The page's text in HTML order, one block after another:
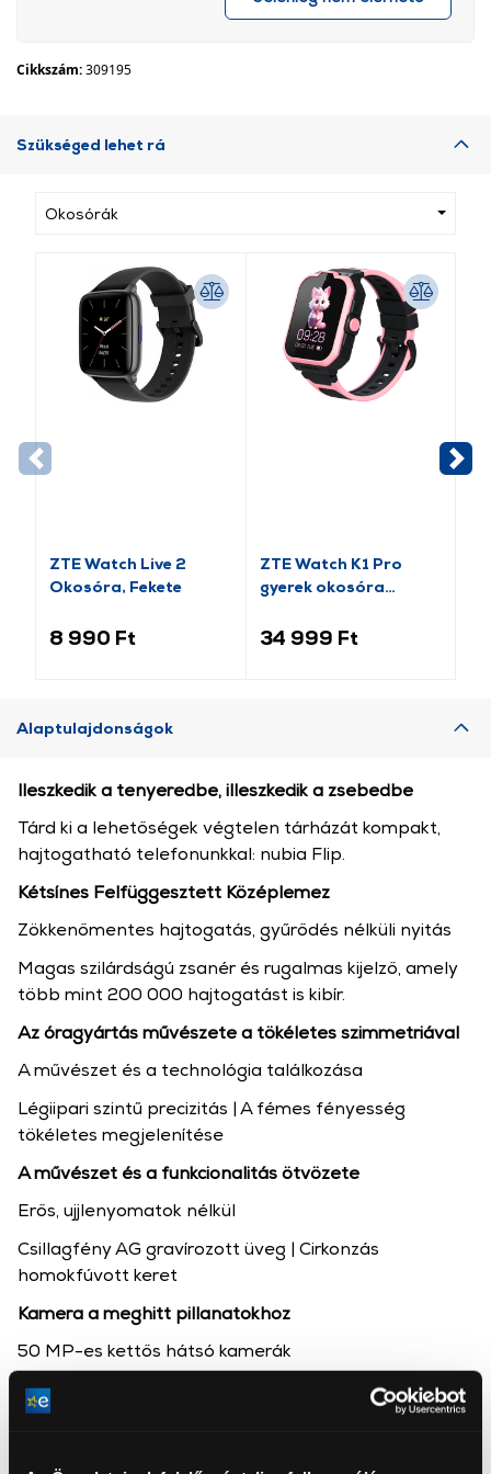
Cikkszám:309195
Szükséged lehet rá
Okosórák
ZTE Watch Live 2
Okosóra, Fekete
8 990 Ft
ZTE Watch K1 Pro
gyerek okosóra
(EW2301)
34 999 Ft
Alaptulajdonságok
lleszkedik a tenyeredbe, illeszkedik a zsebedbe
Tárd ki a lehetőségek végtelen tárházát kompakt,
hajtogatható telefonunkkal: nubia Flip.
Kétsínes Felfüggesztett Középlemez
Zökkenőmentes hajtogatás, gyűrődés nélküli nyitás
Magas szilárdságú zsanér és rugalmas kijelző, amely
több mint 200 000 hajtogatást is kibír.
Az óragyártás művészete a tökéletes szimmetriával
A művészet és a technológia találkozása
Légiipari szintű precizitás | A fémes fényesség
tökéletes megjelenítése
A művészet és a funkcionalitás ötvözete
Erős, ujjlenyomatok nélkül
Csillagfény AG gravírozott üveg | Cirkonzás
homokfúvott keret
Kamera a meghitt pillanatokhoz
50 MP-es kettős hátsó kamerák
Tökéletes körablakkal, amely panorámaképet nyújt
szépségedről.